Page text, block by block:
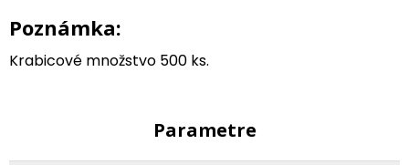
Poznámka:
Krabicové množstvo 500 ks.
Parametre